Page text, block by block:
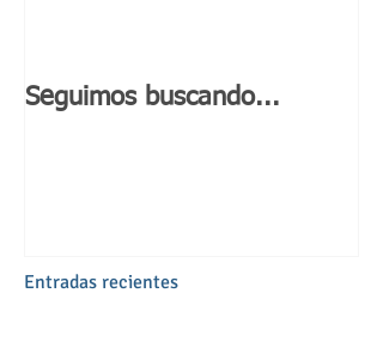
Seguimos buscando...
Entradas recientes